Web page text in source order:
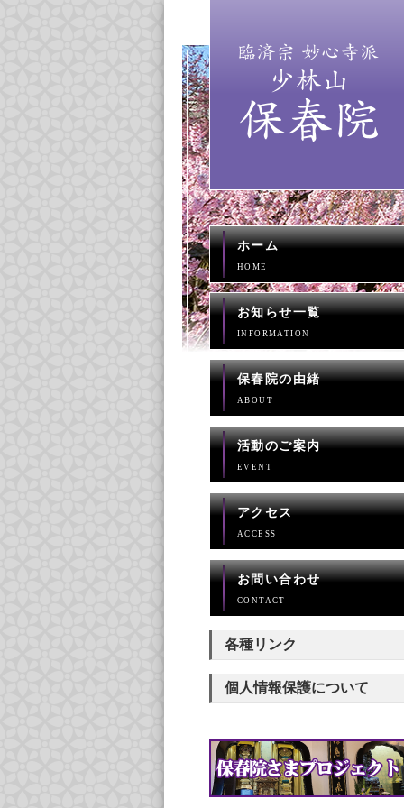
ホーム
HOME
お知らせ一覧
INFORMATION
保春院の由緒
ABOUT
活動のご案内
EVENT
アクセス
ACCESS
お問い合わせ
CONTACT
各種リンク
個人情報保護について